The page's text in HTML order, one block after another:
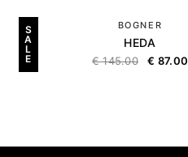
S
A
L
E
BOGNER
HEDA
€145.00 € 87.00